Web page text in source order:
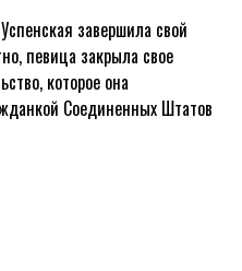
завершила свой
певица закрыла свое
которое она
Соединенных Штатов